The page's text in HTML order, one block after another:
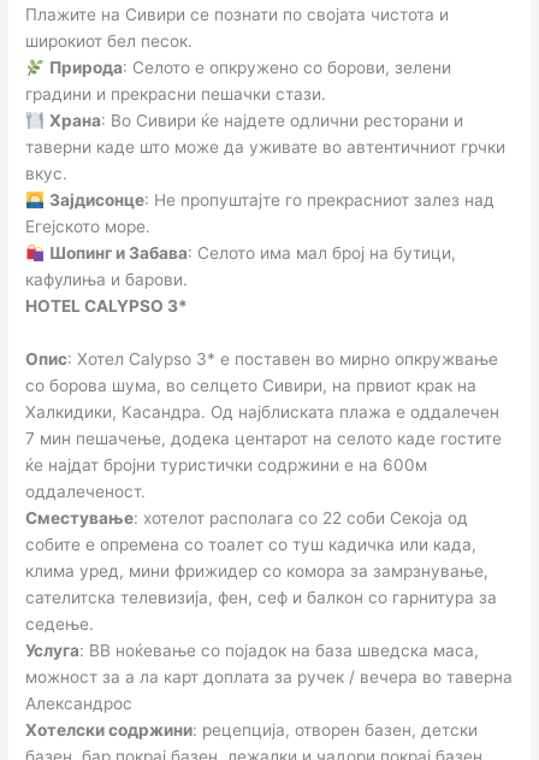
Плажите на Сивири се познати по својата чистота и
широкиот бел песок.
Природа: Селото е опкружено со борови, зелени
градини и прекрасни пешачки стази.
Храна: Во Сивири ќе најдете одлични ресторани и
таверни каде што може да уживате во автентичниот грчки
вкус.
Зајдисонце: Не пропуштајте го прекрасниот залез над
Егејското море.
Шопинг и Забава: Селото има мал број на бутици,
кафулиња и барови.
HOTEL CALYPSO 3*
Опис: Хотел Calypso 3* е поставен во мирно опкружвање
со борова шума, во селцето Сивири, на првиот крак на
Халкидики, Касандра. Од најблиската плажа е оддалечен
7 мин пешачење, додека центарот на селото каде гостите
ќе најдат бројни туристички содржини е на 600м
оддалеченост.
Сместување: хотелот располага со 22 соби Секоја од
собите е опремена со тоалет со туш кадичка или када,
клима уред, мини фрижидер со комора за замрзнување,
сателитска телевизија, фен, сеф и балкон со гарнитура за
седење.
Услуга: BB ноќевање со појадок на база шведска маса,
можност за а ла карт доплата за ручек / вечера во таверна
Александрос
Хотелски содржини: рецепција, отворен базен, детски